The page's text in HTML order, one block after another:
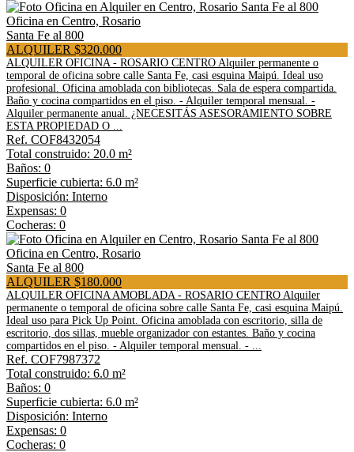
Oficina en Centro, Rosario
Santa Fe al 800
ALQUILER $320.000
ALQUILER OFICINA - ROSARIO CENTRO Alquiler permanente o
temporal de oficina sobre calle Santa Fe, casi esquina Maipú. Ideal uso
profesional. Oficina amoblada con bibliotecas. Sala de espera compartida.
Baño y cocina compartidos en el piso. - Alquiler temporal mensual. -
Alquiler permanente anual. ¿NECESITÁS ASESORAMIENTO SOBRE
ESTA PROPIEDAD O ...
Ref. COF8432054
Total construido: 20.0 m²
Baños: 0
Superficie cubierta: 6.0 m²
Disposición: Interno
Expensas: 0
Cocheras: 0
Oficina en Centro, Rosario
Santa Fe al 800
ALQUILER $180.000
ALQUILER OFICINA AMOBLADA - ROSARIO CENTRO Alquiler
permanente o temporal de oficina sobre calle Santa Fe, casi esquina Maipú.
Ideal uso para Pick Up Point. Oficina amoblada con escritorio, silla de
escritorio, dos sillas, mueble organizador con estantes. Baño y cocina
compartidos en el piso. - Alquiler temporal mensual. - ...
Ref. COF7987372
Total construido: 6.0 m²
Baños: 0
Superficie cubierta: 6.0 m²
Disposición: Interno
Expensas: 0
Cocheras: 0